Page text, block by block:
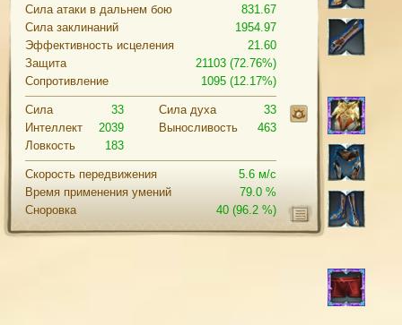
Сила атаки в дальнем бою
831.67
Сила заклинаний
1954.97
Эффективность исцеления
21.60
Защита
21103 (72.76%)
Сопротивление
1095 (12.17%)
Сила
33
Интеллект
2039
Ловкость
183
Cила духа
33
Выносливость
463
Скорость передвижения
5.6 м/с
Время применения умений
79.0 %
Сноровка
(96.2 %)
40